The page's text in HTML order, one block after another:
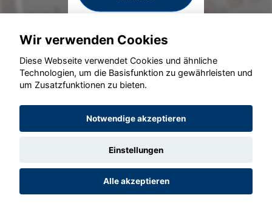
© konjunkturmotor.de GmbH 2020 - 2026
Wir verwenden Cookies
Diese Webseite verwendet Cookies und ähnliche
Technologien, um die Basisfunktion zu gewährleisten und
um Zusatzfunktionen zu bieten.
Notwendige akzeptieren
Einstellungen
Alle akzeptieren